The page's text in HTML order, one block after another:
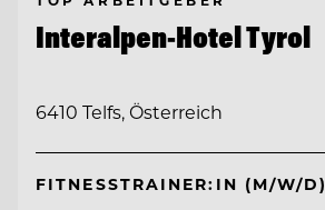
Interalpen-Hotel Tyrol
6410 Telfs, Österreich
FITNESSTRAINER:IN (M/W/D)